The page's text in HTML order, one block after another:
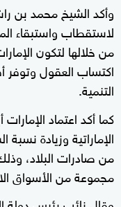
وأكد الشيخ محمد بن
لاستقطاب واستبقاء
من خلالها لتكون
اكتساب العقول وتوفر
التنمية.
كما أكد اعتماد
من صادرات البلاد،
مجموعة من الأسواق